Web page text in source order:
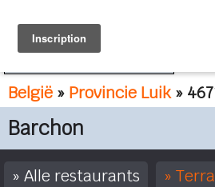
België » Provincie Luik»
Barchon
Alle restaurants